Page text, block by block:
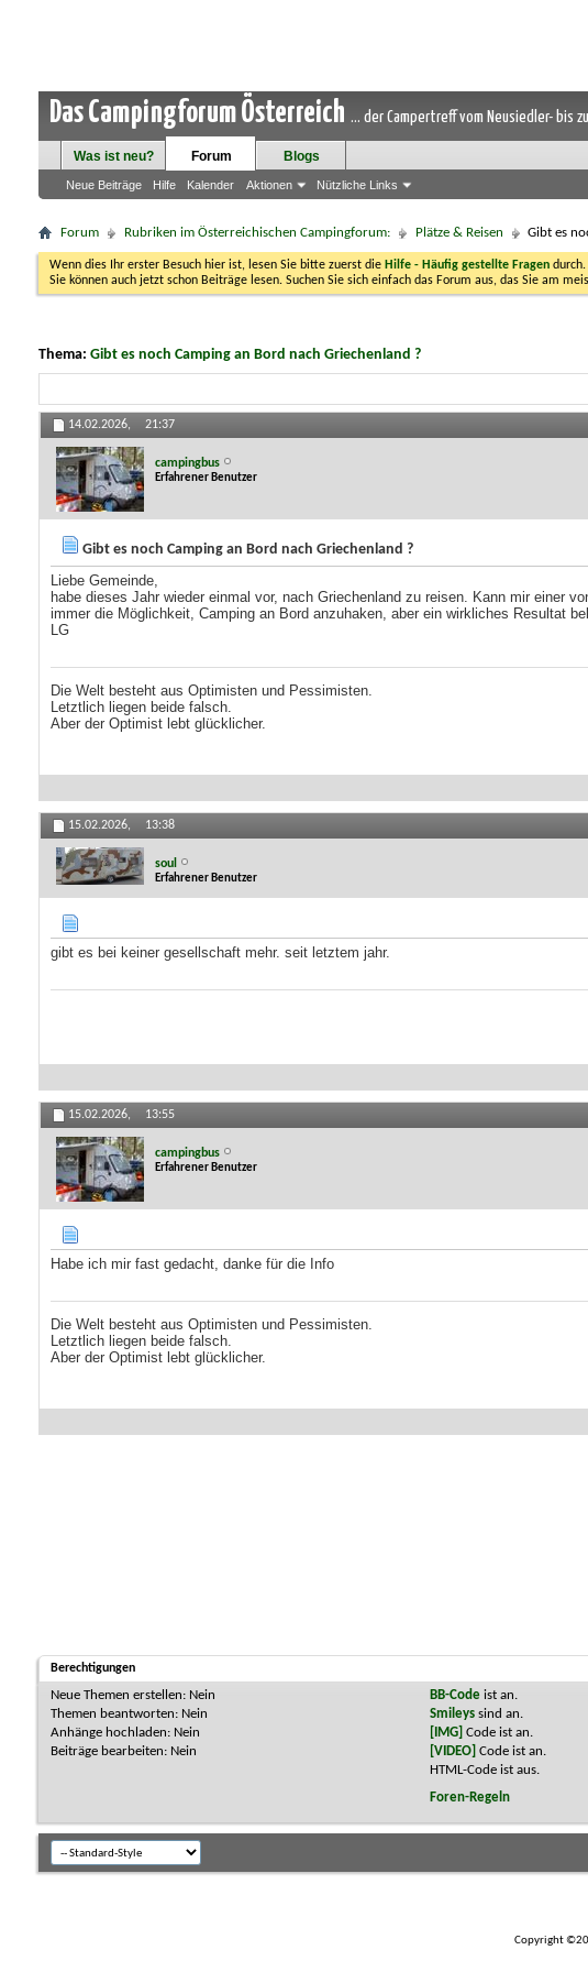
Das Campingforum Österreich ... der Campertreff vom Neusiedler- bis
Was ist neu? Forum
Neue Beiträge Hilfe Kalender Aktionen Nützliche Links
Blogs
Forum Rubriken im Österreichischen Campingforum: Plätze & Reisen Gibt es
Wenn dies Ihr erster Besuch hier ist, lesen Sie bitte zuerst die Hilfe - Häufig gestellte Fragen
Sie können auch jetzt schon Beiträge lesen. Suchen Sie sich einfach das Forum aus, das Sie am
Thema: Gibt es noch Camping an Bord nach Griechenland ?
14.02.2026, 21:37
campingbus
Erfahrener Benutzer
Gibt es noch Camping an Bord nach Griechenland ?
Liebe Gemeinde,
habe dieses Jahr wieder einmal vor, nach Griechenland zu reisen. Kann mir einer
immer die Möglichkeit, Camping an Bord anzuhaken, aber ein wirkliches Resultat
LG
Die Welt besteht aus Optimisten und Pessimisten.
Letztlich liegen beide falsch.
Aber der Optimist lebt glücklicher.
15.02.2026, 13:38
soul
Erfahrener Benutzer
gibt es bei keiner gesellschaft mehr. seit letztem jahr.
15.02.2026, 13:55
campingbus
Erfahrener Benutzer
Habe ich mir fast gedacht, danke für die Info
Die Welt besteht aus Optimisten und Pessimisten.
Letztlich liegen beide falsch.
Aber der Optimist lebt glücklicher.
Berechtigungen
Neue Themen erstellen: Nein
Themen beantworten: Nein
Anhänge hochladen: Nein
Beiträge bearbeiten: Nein
BB-Code ist an.
Smileys sind an.
[IMG] Code ist an.
[VIDEO] Code ist an.
HTML-Code ist aus.
Foren-Regeln
Copyright